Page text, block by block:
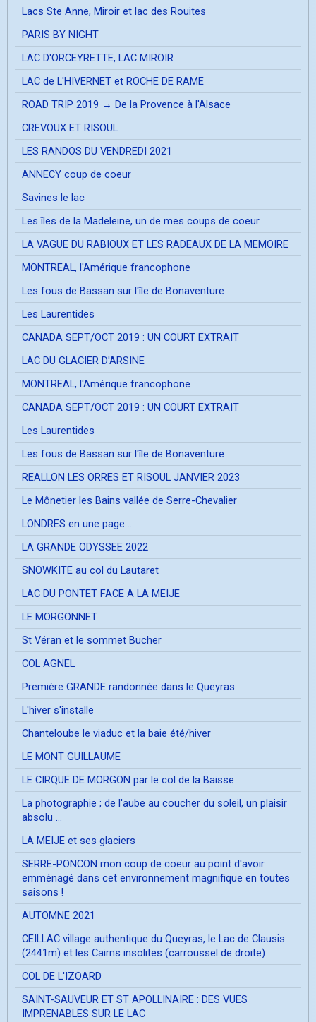
Lacs Ste Anne, Miroir et lac des Rouites
PARIS BY NIGHT
LAC D'ORCEYRETTE, LAC MIROIR
LAC de L'HIVERNET et ROCHE DE RAME
ROAD TRIP 2019 → De la Provence à l'Alsace
CREVOUX ET RISOUL
LES RANDOS DU VENDREDI 2021
ANNECY coup de coeur
Savines le lac
Les îles de la Madeleine, un de mes coups de coeur
LA VAGUE DU RABIOUX ET LES RADEAUX DE LA MEMOIRE
MONTREAL, l'Amérique francophone
Les fous de Bassan sur l'île de Bonaventure
Les Laurentides
CANADA SEPT/OCT 2019 : UN COURT EXTRAIT
LAC DU GLACIER D'ARSINE
MONTREAL, l'Amérique francophone
CANADA SEPT/OCT 2019 : UN COURT EXTRAIT
Les Laurentides
Les fous de Bassan sur l'île de Bonaventure
REALLON LES ORRES ET RISOUL JANVIER 2023
Le Mônetier les Bains vallée de Serre-Chevalier
LONDRES en une page ...
LA GRANDE ODYSSEE 2022
SNOWKITE au col du Lautaret
LAC DU PONTET FACE A LA MEIJE
LE MORGONNET
St Véran et le sommet Bucher
COL AGNEL
Première GRANDE randonnée dans le Queyras
L'hiver s'installe
Chanteloube le viaduc et la baie été/hiver
LE MONT GUILLAUME
LE CIRQUE DE MORGON par le col de la Baisse
La photographie ; de l'aube au coucher du soleil, un plaisir
absolu ...
LA MEIJE et ses glaciers
SERRE-PONCON mon coup de coeur au point d'avoir
emménagé dans cet environnement magnifique en toutes
saisons !
AUTOMNE 2021
CEILLAC village authentique du Queyras, le Lac de Clausis
(2441m) et les Cairns insolites (carroussel de droite)
COL DE L'IZOARD
SAINT-SAUVEUR ET ST APOLLINAIRE : DES VUES
IMPRENABLES SUR LE LAC